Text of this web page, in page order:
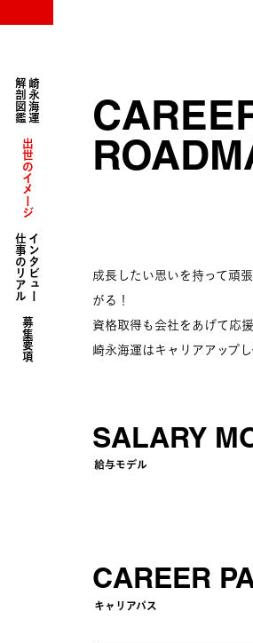
崎永海運
解剖図鑑
出世の
イメージ
インタビュー
仕事のリアル
募集要項
成長したい思いを持って頑
がる！
資格取得も会社をあげて応援
崎永海運はキャリアアップし
SALARY
給与モデル
CAREER
キャリアパス